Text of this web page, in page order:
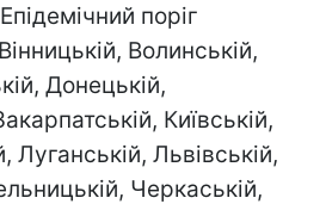
поріг
Волинській,
Донецькій,
Київській,
Луганській, Львівській,
Черкаській,